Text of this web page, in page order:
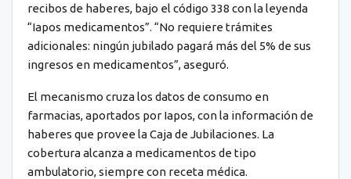
recibos de haberes, bajo el código 338 con la leyenda
“Iapos medicamentos”. “No requiere trámites
adicionales: ningún jubilado pagará más del 5% de sus
ingresos en medicamentos”, aseguró.
El mecanismo cruza los datos de consumo en
farmacias, aportados por Iapos, con la información de
haberes que provee la Caja de Jubilaciones. La
cobertura alcanza a medicamentos de tipo
ambulatorio, siempre con receta médica.